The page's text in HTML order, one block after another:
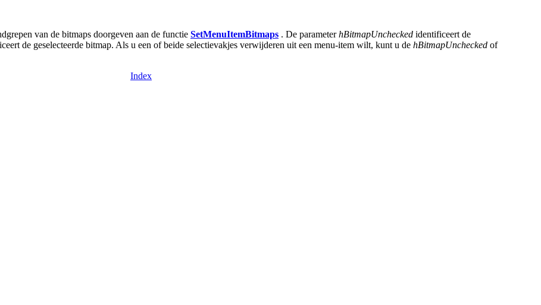
van de bitmaps doorgeven aan de functie SetMenuItemBitmaps . De parameterhBitmapUnchecked identificeert de
de geselecteerde bitmap. Als u een of beide selectievakjes verwijderen uit een menu-item wilt, kunt u de hBitmapUnchecked of
Index